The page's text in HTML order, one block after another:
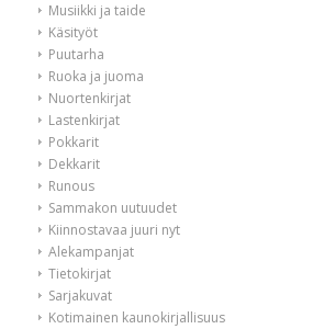
Musiikki ja taide
Käsityöt
Puutarha
Ruoka ja juoma
Nuortenkirjat
Lastenkirjat
Pokkarit
Dekkarit
Runous
Sammakon uutuudet
Kiinnostavaa juuri nyt
Alekampanjat
Tietokirjat
Sarjakuvat
Kotimainen kaunokirjallisuus